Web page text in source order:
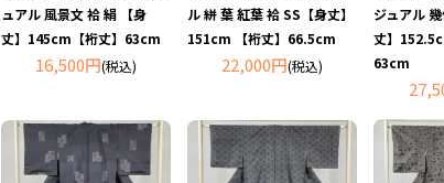
ュアル 風景文 袷 絹 【身
丈】145cm【裄丈】63cm
16,500円(税込)
ル 絣 葉 紅葉 袷 SS【身丈】
151cm 【裄丈】66.5cm
22,000円(税込)
ジュアル
丈】
63cm